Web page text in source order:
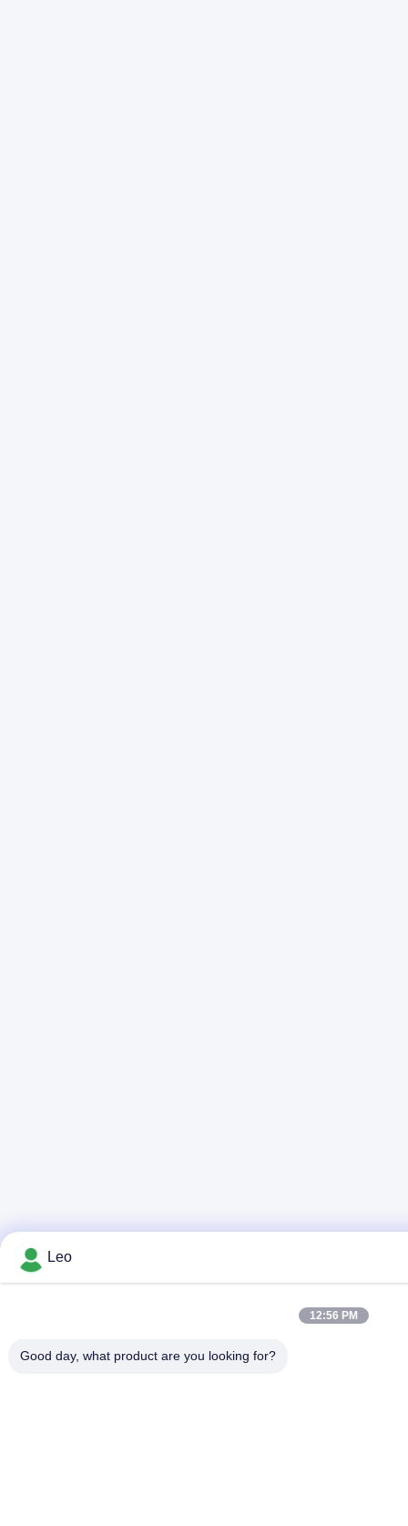
Leo
12:56 PM
Good day, what product are you looking for?